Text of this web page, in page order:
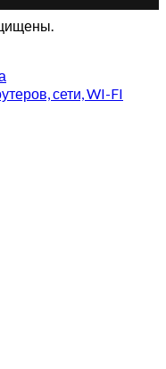
сети, WI-FI